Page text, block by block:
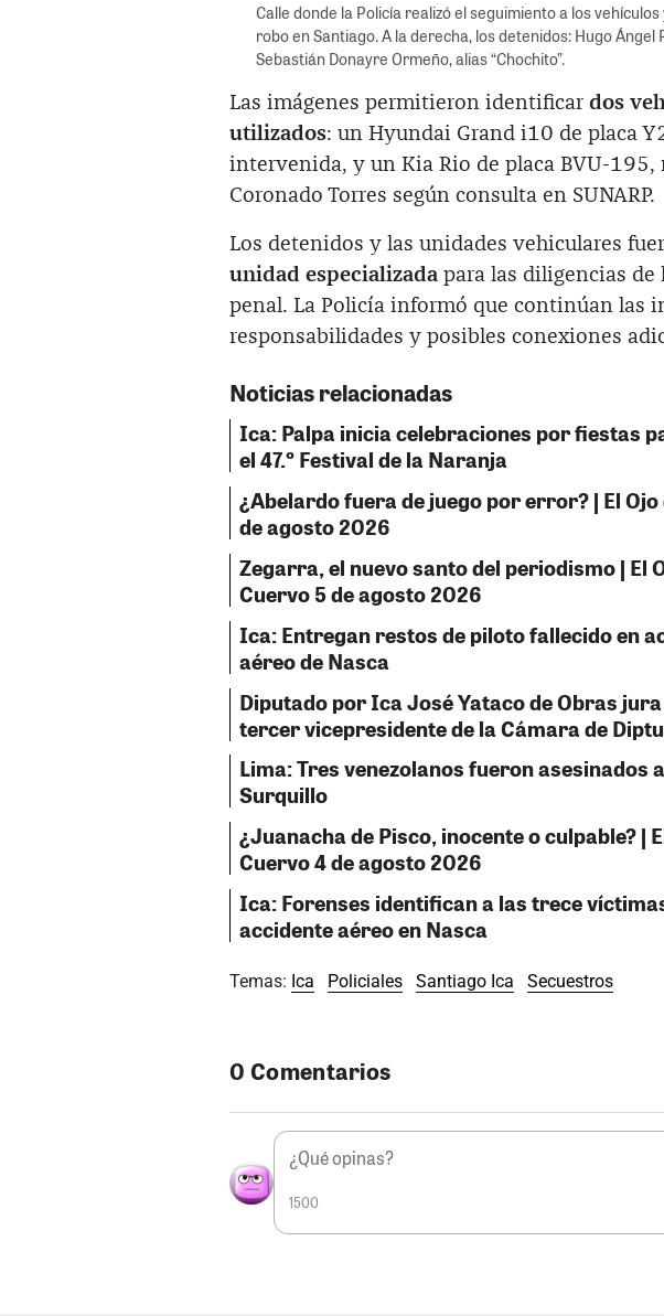
Calle donde la Policía realizó el seguimiento a los
robo en Santiago. A la derecha, los detenidos: Hugo Ángel
Sebastián Donayre Ormeño, alias “Chochito”.
Las imágenes permitieron identificar dos
utilizados: un Hyundai Grand i10 de placa
intervenida, y un Kia Rio de placa BVU-195,
Coronado Torres según consulta en SUNARP.
Los detenidos y las unidades vehiculares
unidad especializada para las diligencias
penal. La Policía informó que continúan las
responsabilidades y posibles conexiones
Noticias relacionadas
Ica: Palpa inicia celebraciones por fiestas
el 47.º Festival de la Naranja
¿Abelardo fuera de juego por error? | El Ojo
de agosto 2026
Zegarra, el nuevo santo del periodismo | El
Cuervo 5 de agosto 2026
Ica: Entregan restos de piloto fallecido en
aéreo de Nasca
Diputado por Ica José Yataco de Obras
tercer vicepresidente de la Cámara de
Lima: Tres venezolanos fueron asesinados
Surquillo
¿Juanacha de Pisco, inocente o culpable? |
Cuervo 4 de agosto 2026
Ica: Forenses identifican a las trece
accidente aéreo en Nasca
Temas: Ica Policiales Santiago Ica Secuestros
0 Comentarios
1500